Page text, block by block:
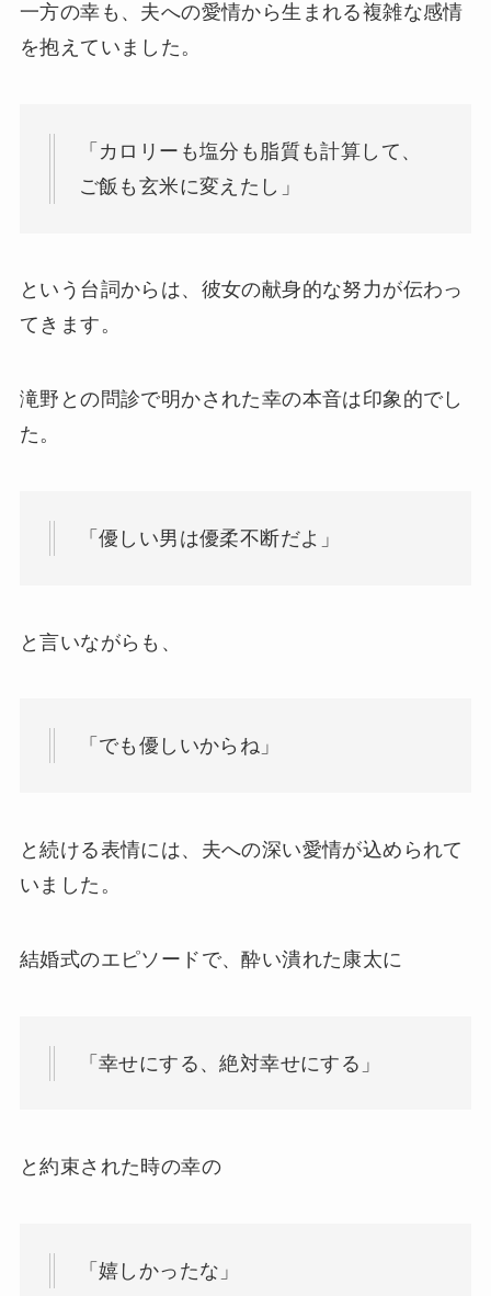
一方の幸も、夫への愛情から生まれる複雑な感情
を抱えていました。
「カロリーも塩分も脂質も計算して、
ご飯も玄米に変えたし」
という台詞からは、彼女の献身的な努力が伝わっ
てきます。
滝野との問診で明かされた幸の本音は印象的でし
た。
「優しい男は優柔不断だよ」
と言いながらも、
「でも優しいからね」
と続ける表情には、夫への深い愛情が込められて
いました。
結婚式のエピソードで、酔い潰れた康太に
「幸せにする、絶対幸せにする」
と約束された時の幸の
「嬉しかったな」